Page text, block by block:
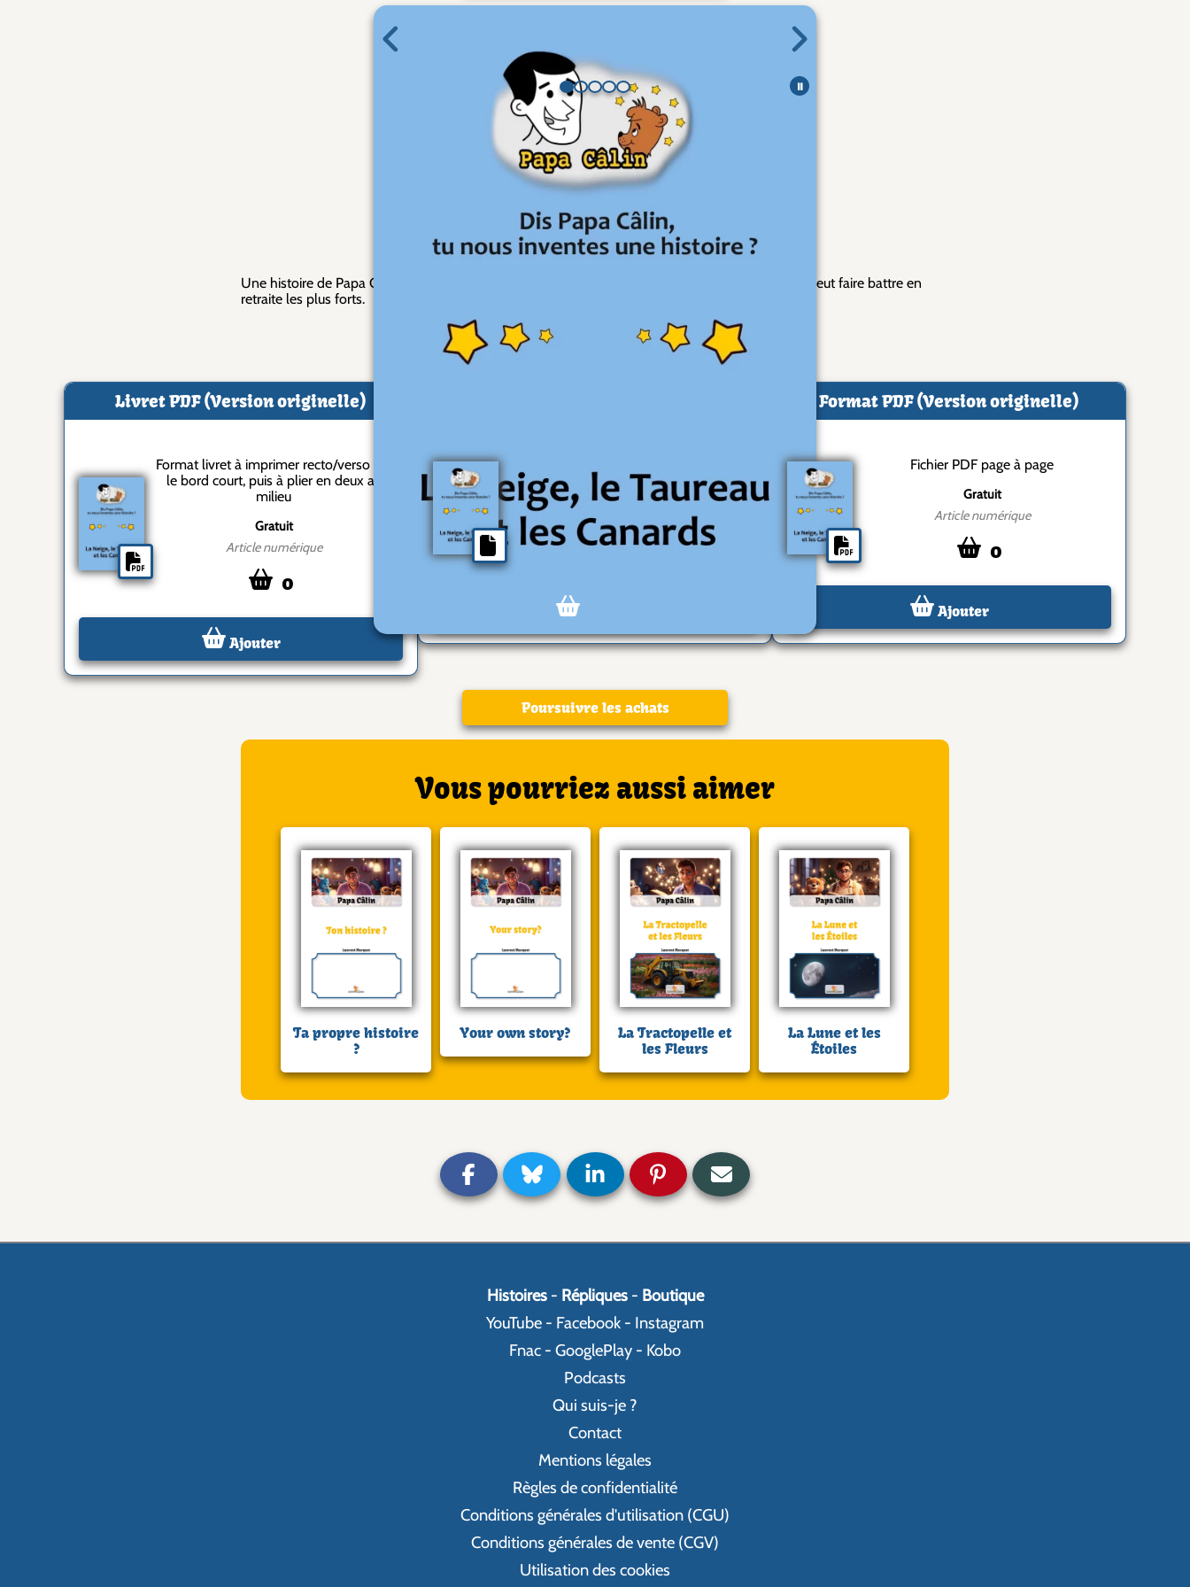
Galerie de pages
⏸
Catégories
Histoires (Français)
Description
Une histoire de Papa Câlin avec la Neige, le Taureau et les Canards où l'on découvre que l'unité peut faire battre en
retraite les plus forts.
Articles
Livret PDF (Version originelle)
Format livret à imprimer recto/verso sur
le bord court, puis à plier en deux au
milieu
Gratuit
Article numérique
0
Ajouter
Gratuit
Article numérique
0
Ajouter
Format PDF (Version originelle)
Fichier PDF page à page
Gratuit
Article numérique
0
Ajouter
Poursuivre les achats
Vous pourriez aussi aimer
Ta propre histoire
?
Your own story?
La Tractopelle et
les Fleurs
La Lune et les
Étoiles
Histoires- Répliques- Boutique
YouTube - Facebook - Instagram
Fnac - GooglePlay - Kobo
Podcasts
Qui suis-je ?
Contact
Mentions légales
Règles de confidentialité
Conditions générales d'utilisation (CGU)
Conditions générales de vente (CGV)
Utilisation des cookies